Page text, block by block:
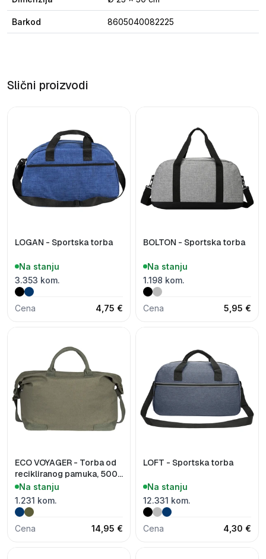
Barkod 8605040082225
Slični proizvodi
LOGAN - Sportska torba
Na stanju
3.353 kom.
Cena 4,75 €
BOLTON - Sportska torba
Na stanju
1.198 kom.
Cena 5,95 €
ECO VOYAGER - Torba od
recikliranog pamuka, 500
g/m2
Na stanju
1.231 kom.
Cena 14,95 €
LOFT - Sportska torba
Na stanju
12.331 kom.
Cena 4,30 €